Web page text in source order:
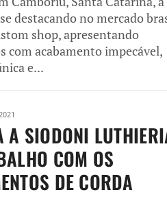
destacando no mercado
shop, apresentando
com acabamento impecável,
e...
A SIODONI
COM OS
DE CORDA